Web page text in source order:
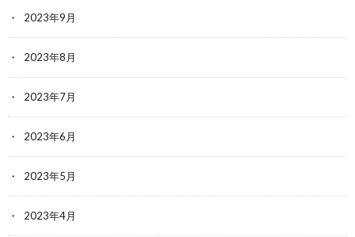
2023年9月
2023年8月
2023年7月
2023年6月
2023年5月
2023年4月